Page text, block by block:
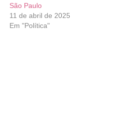
São Paulo
11 de abril de 2025
Em "Política"